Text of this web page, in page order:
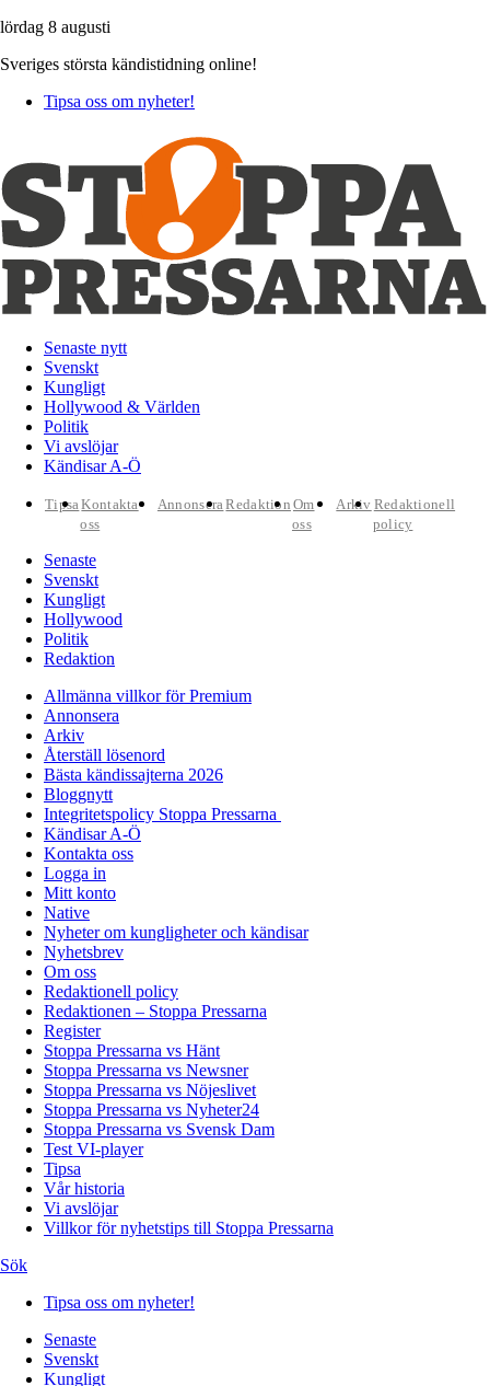
lördag 8 augusti
Sveriges största kändistidning online!
Tipsa oss om nyheter!
Senaste nytt
Svenskt
Kungligt
Hollywood & Världen
Politik
Vi avslöjar
Kändisar A-Ö
TipsaKontakta
oss
AnnonseraRedaktion Om
oss
Arkiv Redaktionell
policy
Senaste
Svenskt
Kungligt
Hollywood
Politik
Redaktion
Allmänna villkor för Premium
Annonsera
Arkiv
Återställ lösenord
Bästa kändissajterna 2026
Bloggnytt
Integritetspolicy Stoppa Pressarna
Kändisar A-Ö
Kontakta oss
Logga in
Mitt konto
Native
Nyheter om kungligheter och kändisar
Nyhetsbrev
Om oss
Redaktionell policy
Redaktionen – Stoppa Pressarna
Register
Stoppa Pressarna vs Hänt
Stoppa Pressarna vs Newsner
Stoppa Pressarna vs Nöjeslivet
Stoppa Pressarna vs Nyheter24
Stoppa Pressarna vs Svensk Dam
Test VI-player
Tipsa
Vår historia
Vi avslöjar
Villkor för nyhetstips till Stoppa Pressarna
Sök
Tipsa oss om nyheter!
Senaste
Svenskt
Kungligt